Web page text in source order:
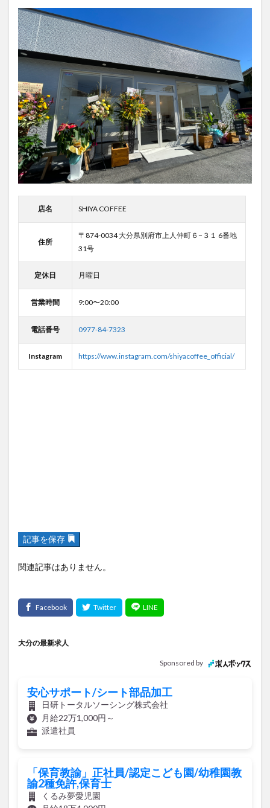
店名 SHIYA COFFEE
住所
〒874-0034 大分県別府市上人仲町６−３１ 6番地
31号
定休日 月曜日
営業時間 9:00〜20:00
電話番号 0977-84-7323
Instagram https://www.instagram.com/shiyacoffee_official/
記事を保存
関連記事はありません。
大分の最新求人
Sponsored by
安心サポート/シート部品加工
日研トータルソーシング株式会社
月給22万1,000円～
派遣社員
「保育教諭」正社員/認定こども園/幼稚園教
諭2種免許,保育士
くるみ夢愛児園